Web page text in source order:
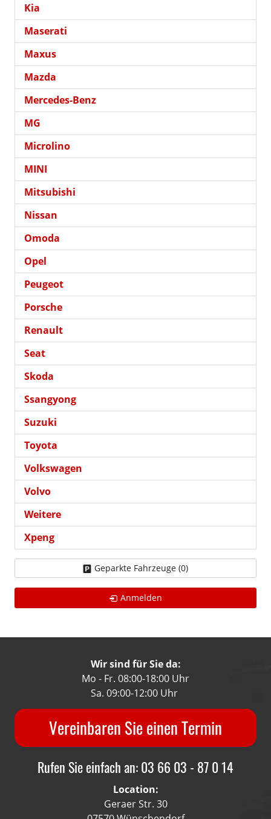
Kia
Maserati
Maxus
Mazda
Mercedes-Benz
MG
Microlino
MINI
Mitsubishi
Nissan
Omoda
Opel
Peugeot
Porsche
Renault
Seat
Skoda
Ssangyong
Suzuki
Toyota
Volkswagen
Volvo
Weitere
Xpeng
Geparkte Fahrzeuge (0)
Anmelden
Wir sind für Sie da:
Mo - Fr. 08:00-18:00 Uhr
Sa. 09:00-12:00 Uhr
Vereinbaren Sie einen Termin
Rufen Sie einfach an: 03 66 03 - 87 0 14
Location:
Geraer Str. 30